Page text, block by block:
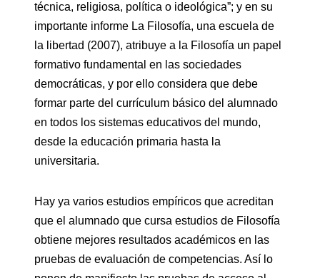
técnica, religiosa, política o ideológica”; y en su
importante informe La Filosofía, una escuela de
la libertad (2007), atribuye a la Filosofía un papel
formativo fundamental en las sociedades
democráticas, y por ello considera que debe
formar parte del currículum básico del alumnado
en todos los sistemas educativos del mundo,
desde la educación primaria hasta la
universitaria.
Hay ya varios estudios empíricos que acreditan
que el alumnado que cursa estudios de Filosofía
obtiene mejores resultados académicos en las
pruebas de evaluación de competencias. Así lo